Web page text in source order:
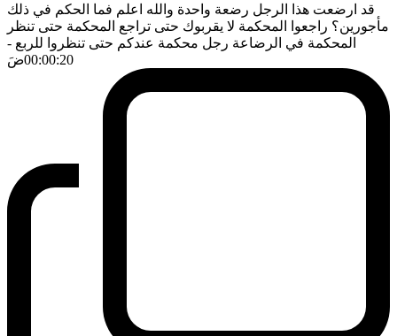
قد ارضعت هذا الرجل رضعة واحدة والله اعلم فما الحكم في ذلك
مأجورين؟ راجعوا المحكمة لا يقربوك حتى تراجع المحكمة حتى تنظر
المحكمة في الرضاعة رجل محكمة عندكم حتى تنظروا للربع -
00:00:20ضَ